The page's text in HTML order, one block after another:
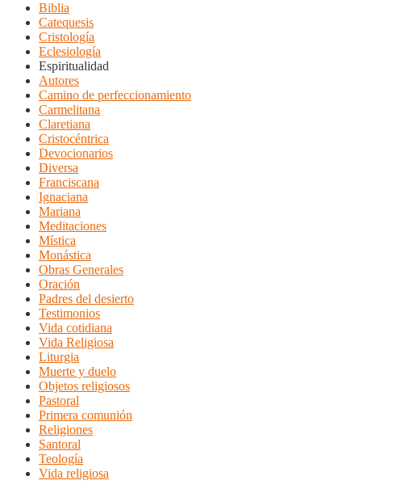
Biblia
Catequesis
Cristología
Eclesiología
Espiritualidad
Autores
Camino de perfeccionamiento
Carmelitana
Claretiana
Cristocéntrica
Devocionarios
Diversa
Franciscana
Ignaciana
Mariana
Meditaciones
Mística
Monástica
Obras Generales
Oración
Padres del desierto
Testimonios
Vida cotidiana
Vida Religiosa
Liturgia
Muerte y duelo
Objetos religiosos
Pastoral
Primera comunión
Religiones
Santoral
Teología
Vida religiosa